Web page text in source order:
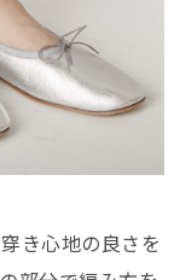
き心地の良さを